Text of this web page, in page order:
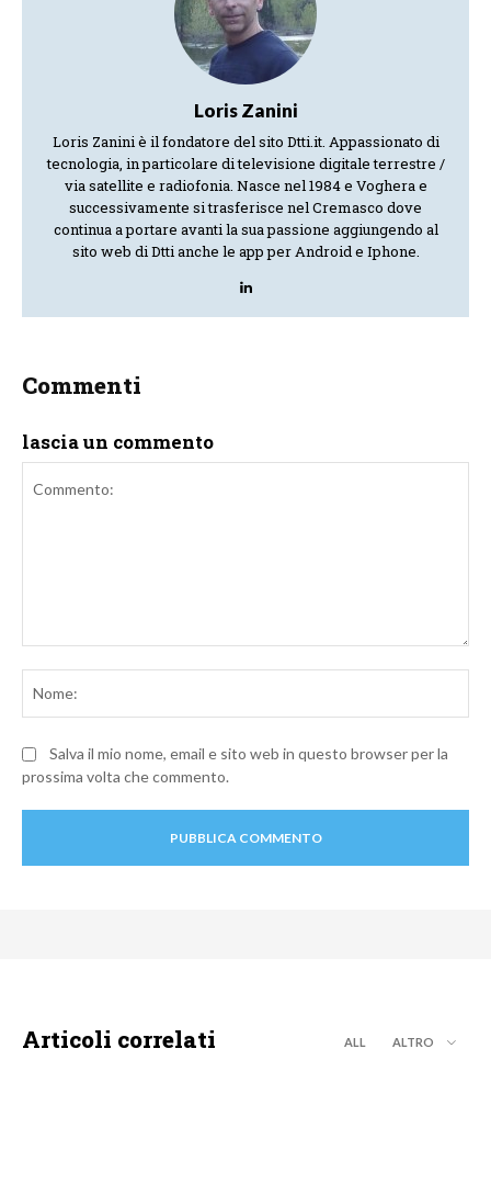
Loris Zanini
Loris Zanini è il fondatore del sito Dtti.it. Appassionato di
tecnologia, in particolare di televisione digitale terrestre /
via satellite e radiofonia. Nasce nel 1984 e Voghera e
successivamente si trasferisce nel Cremasco dove
continua a portare avanti la sua passione aggiungendo al
sito web di Dtti anche le app per Android e Iphone.
Commenti
lascia un commento
Salva il mio nome, email e sito web in questo browser per la
prossima volta che commento.
Articoli correlati ALL ALTRO